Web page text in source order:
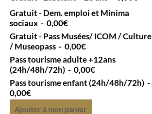
Gratuit - Dem. emploi et Minima
sociaux - 0,00€
Gratuit - Pass Musées/ ICOM / Culture
/ Museopass - 0,00€
Pass tourisme adulte +12ans
(24h/48h/72h) - 0,00€
Pass tourisme enfant (24h/48h/72h) -
0,00€
Ajouter à mon panier